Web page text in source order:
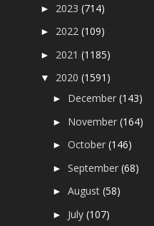
► 2023(714)
► 2022(109)
► 2021(1185)
▼ 2020(1591)
► December(143)
► November(164)
►October(146)
►September(68)
►August(58)
► July(107)